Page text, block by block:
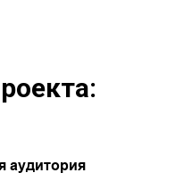
аудитория